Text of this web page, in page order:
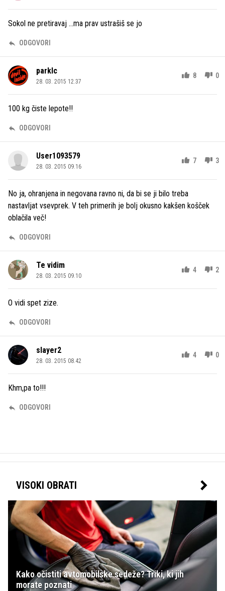
Sokol ne pretiravaj ...ma prav ustrašiš se jo
ODGOVORI
parklc
28. 03. 2015 12.37
8 0
100 kg čiste lepote!!
ODGOVORI
User1093579
28. 03. 2015 09.16
7 3
No ja, ohranjena in negovana ravno ni, da bi se ji bilo treba
nastavljat vsevprek. V teh primerih je bolj okusno kakšen košček
oblačila več!
ODGOVORI
Te vidim
28. 03. 2015 09.10
4 2
O vidi spet zize.
ODGOVORI
slayer2
28. 03. 2015 08.42
4 0
Khm,pa to!!!
ODGOVORI
VISOKI OBRATI
Kako očistiti avtomobilske sedeže? Triki, ki jih
morate poznati